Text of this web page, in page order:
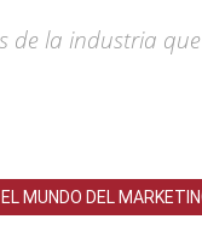
de la industria
EL MUNDO DEL